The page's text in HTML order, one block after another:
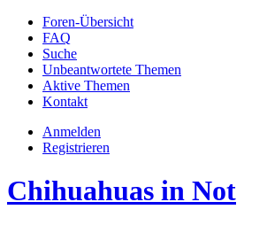
Foren-Übersicht
FAQ
Suche
Unbeantwortete Themen
Aktive Themen
Kontakt
Anmelden
Registrieren
Chihuahuas in Not